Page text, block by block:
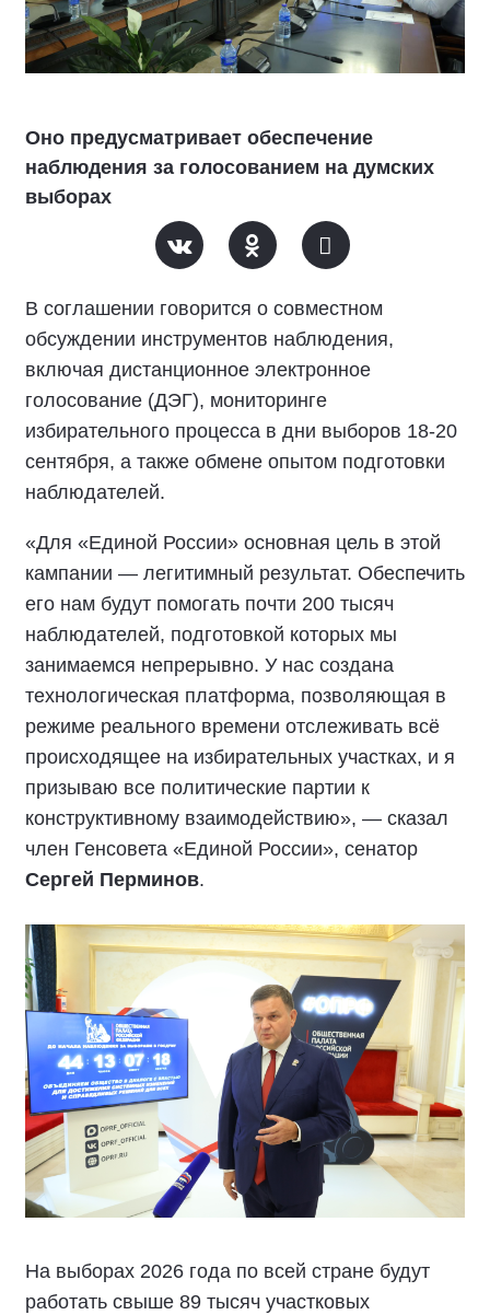
Оно предусматривает обеспечение
наблюдения за голосованием на думских
выборах
В соглашении говорится о совместном
обсуждении инструментов наблюдения,
включая дистанционное электронное
голосование (ДЭГ), мониторинге
избирательного процесса в дни выборов 18-20
сентября, а также обмене опытом подготовки
наблюдателей.
«Для «Единой России» основная цель в этой
кампании — легитимный результат. Обеспечить
его нам будут помогать почти 200 тысяч
наблюдателей, подготовкой которых мы
занимаемся непрерывно. У нас создана
технологическая платформа, позволяющая в
режиме реального времени отслеживать всё
происходящее на избирательных участках, и я
призываю все политические партии к
конструктивному взаимодействию», — сказал
член Генсовета «Единой России», сенатор
Сергей Перминов.
На выборах 2026 года по всей стране будут
работать свыше 89 тысяч участковых